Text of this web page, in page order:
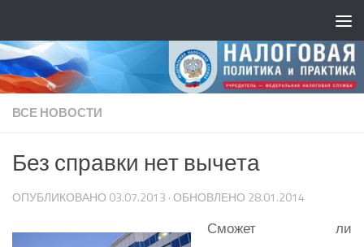
ВСЕ НОВОСТИ
Без справки нет вычета
ОПУБЛИКОВАНО 03.07.2013 · ОБНОВЛЕНО 28.01.2014
Сможет ли